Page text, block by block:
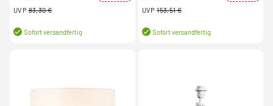
UVP 83,30 €
Sofort versandfertig
UVP 153,51 €
Sofort versandfertig